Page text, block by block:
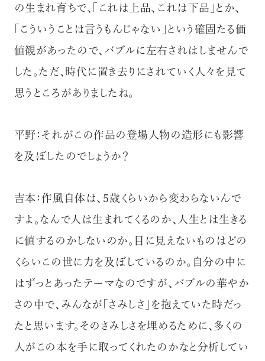
の生まれ育ちで、「これは上品、これは下品」とか、
「こういうことは言うもんじゃない」という確固たる価
値観があったので、バブルに左右されはしませんで
した。ただ、時代に置き去りにされていく人々を見て
思うところがありましたね。
平野：それがこの作品の登場人物の造形にも影響
を及ぼしたのでしょうか？
吉本：作風自体は、５歳くらいから変わらないんで
すよ。なんで人は生まれてくるのか、人生とは生きる
に値するのかしないのか。目に見えないものはどの
くらいこの世に力を及ぼしているのか。自分の中に
はずっとあったテーマなのですが、バブルの華やか
さの中で、みんなが「さみしさ」を抱えていた時だっ
たと思います。そのさみしさを埋めるために、多くの
人がこの本を手に取ってくれたのかなと分析してい